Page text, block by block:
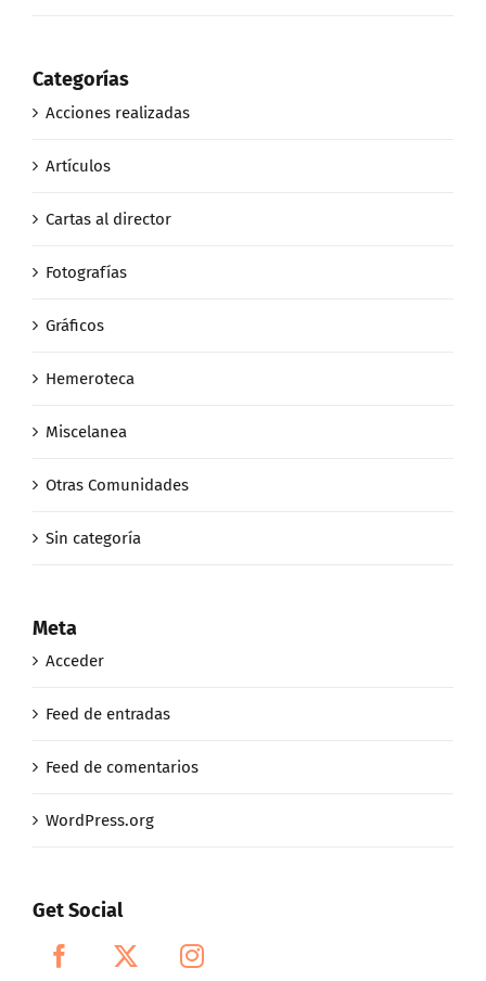
Categorías
Acciones realizadas
Artículos
Cartas al director
Fotografías
Gráficos
Hemeroteca
Miscelanea
Otras Comunidades
Sin categoría
Meta
Acceder
Feed de entradas
Feed de comentarios
WordPress.org
Get Social